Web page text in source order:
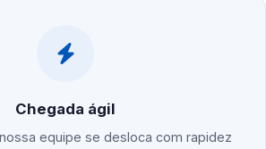
Chegada ágil
equipe se desloca com rapidez